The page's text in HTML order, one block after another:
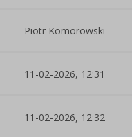
Piotr Komorowski
11-02-2026, 12:31
11-02-2026, 12:32